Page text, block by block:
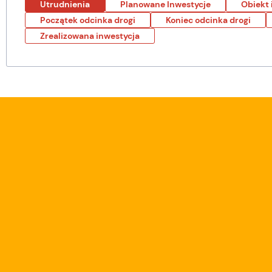
Utrudnienia Planowane Inwestycje
Obiekt
Początek odcinka drogi
Koniec odcinka drogi
Zrealizowana inwestycja